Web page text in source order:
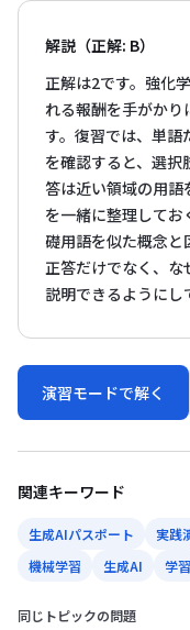
解説（正解: B）
正解は2です。強化
れる報酬を手がか
す。復習では、単語
を確認すると、選択
答は近い領域の用
を一緒に整理して
礎用語を似た概念と
正答だけでなく、な
説明できるようにし
演習モードで解く
関連キーワード
生成AIパスポート 実践
機械学習
生成AI 学習
同じトピックの問題